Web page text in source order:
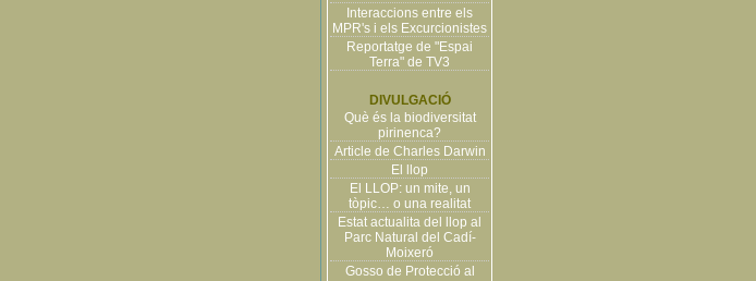
Interaccions entre els
MPR's i els Excurcionistes
Reportatge de "Espai
Terra" de TV3
DIVULGACIÓ
Què és la biodiversitat
pirinenca?
Article de Charles Darwin
El llop
El LLOP: un mite, un
tòpic… o una realitat
Estat actualita del llop al
Parc Natural del Cadí-
Moixeró
Gosso de Protecció al